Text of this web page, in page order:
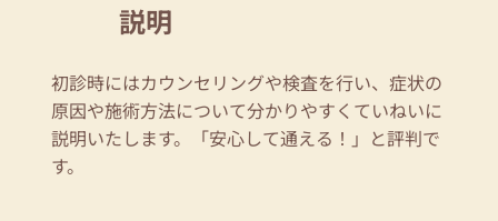
説明
初診時にはカウンセリングや検査を行い、症状の
原因や施術方法について分かりやすくていねいに
説明いたします。「安心して通える！」と評判で
す。